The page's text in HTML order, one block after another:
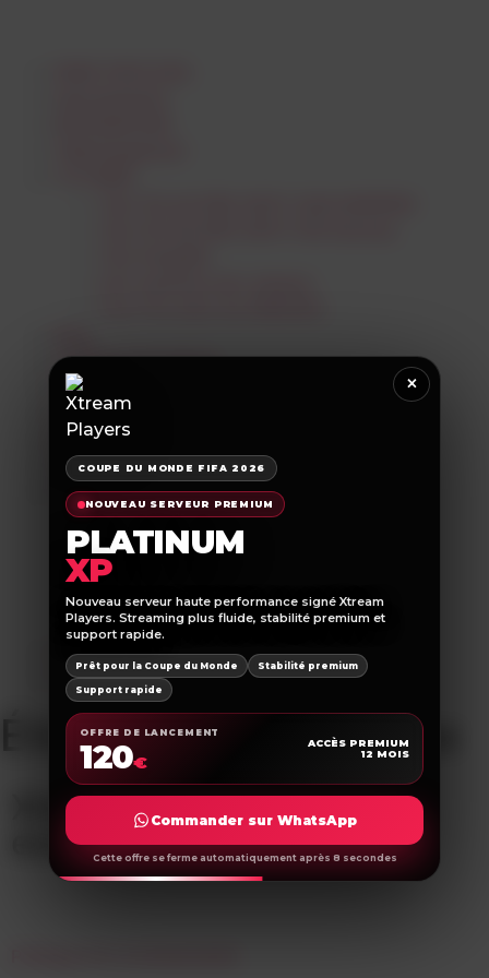
CONTACTEZ-NOUS
PAGE D’ACCUEIL
Abonnements
REVENDEURS
Téléchargement
TUTORIEL
Tuto ATLAS PRO ONTV SUR ANDROID
Tuto ATLAS PRO ONTV IOS Devices
Tuto King365
tuto smarters iptv players
Tuto Fire stick de AMAZON
Blog
CONTACTEZ-NOUS
Étiquette : iron tv max
Xtream players l'endroit
exact
×
COUPE DU MONDE FIFA 2026
NOUVEAU SERVEUR PREMIUM
PLATINUM
XP
Nouveau serveur haute performance signé Xtream
Players. Streaming plus fluide, stabilité premium et
support rapide.
Prêt pour la Coupe du Monde Stabilité premium
Support rapide
OFFRE DE LANCEMENT
120€
ACCÈS PREMIUM
12 MOIS
Commander sur WhatsApp
Cette offre se ferme automatiquement après 8 secondes